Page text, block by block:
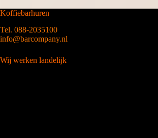
Koffiebarhuren
Tel. 088-2035100
info@barcompany.nl
Wij werken landelijk